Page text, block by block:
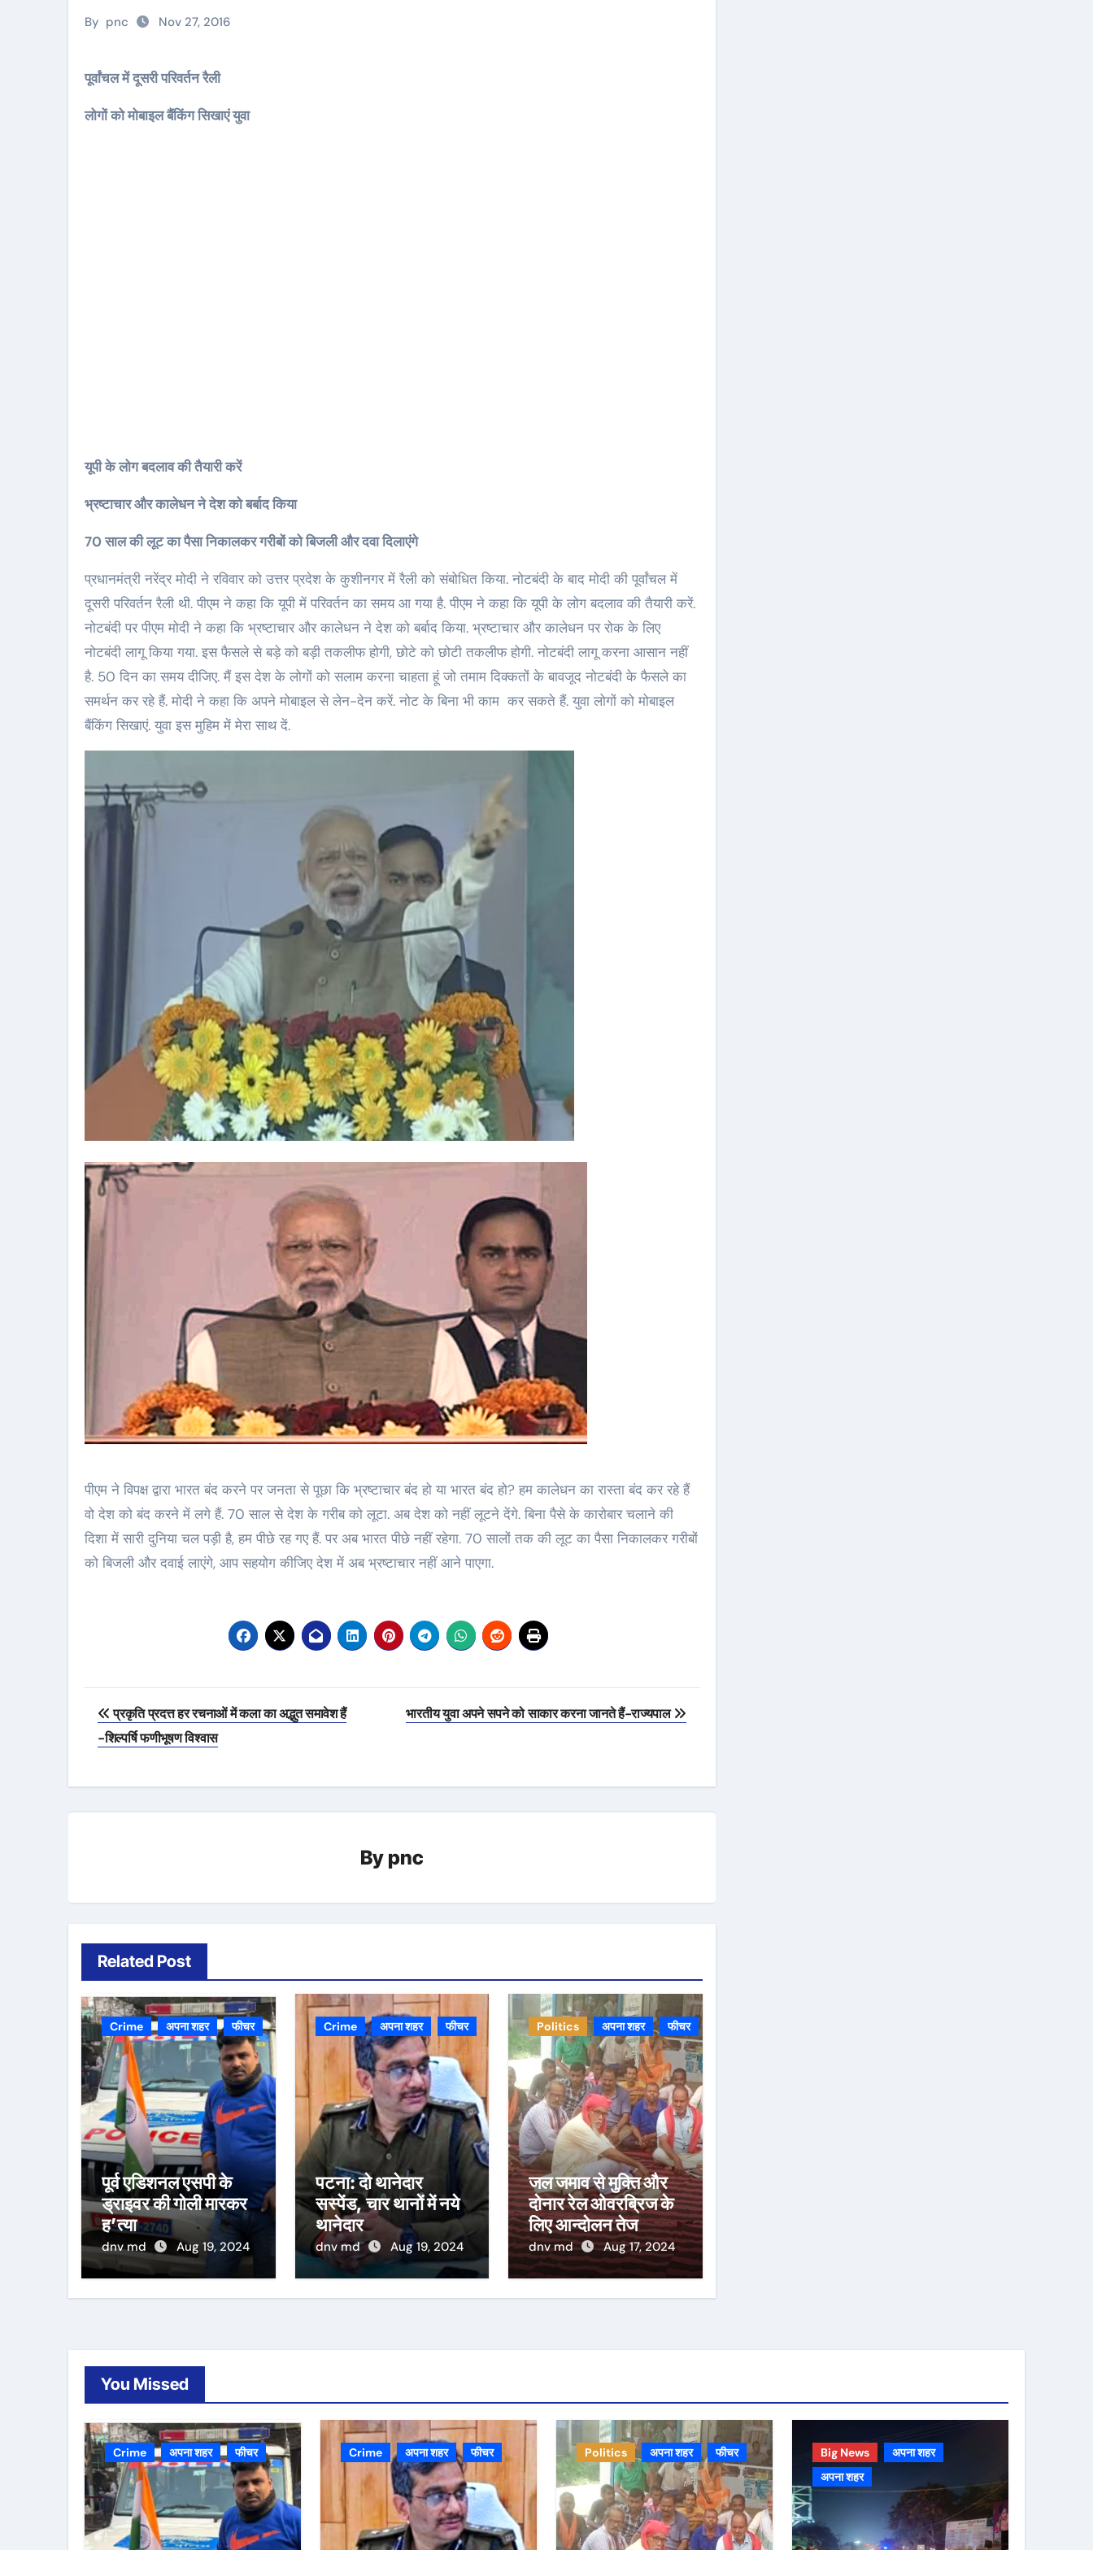
By pnc Nov 27, 2016
पूर्वांचल में दूसरी परिवर्तन रैली
लोगों को मोबाइल बैंकिंग सिखाएं युवा
यूपी के लोग बदलाव की तैयारी करें
भ्रष्टाचार और कालेधन ने देश को बर्बाद किया
70 साल की लूट का पैसा निकालकर गरीबों को बिजली और दवा दिलाएंगे
प्रधानमंत्री नरेंद्र मोदी ने रविवार को उत्तर प्रदेश के कुशीनगर में रैली को संबोधित किया. नोटबंदी के बाद मोदी की पूर्वांचल में
दूसरी परिवर्तन रैली थी. पीएम ने कहा कि यूपी में परिवर्तन का समय आ गया है. पीएम ने कहा कि यूपी के लोग बदलाव की तैयारी करें.
नोटबंदी पर पीएम मोदी ने कहा कि भ्रष्टाचार और कालेधन ने देश को बर्बाद किया. भ्रष्टाचार और कालेधन पर रोक के लिए
नोटबंदी लागू किया गया. इस फैसले से बड़े को बड़ी तकलीफ होगी, छोटे को छोटी तकलीफ होगी. नोटबंदी लागू करना आसान नहीं
है. 50 दिन का समय दीजिए. मैं इस देश के लोगों को सलाम करना चाहता हूं जो तमाम दिक्कतों के बावजूद नोटबंदी के फैसले का
समर्थन कर रहे हैं. मोदी ने कहा कि अपने मोबाइल से लेन-देन करें. नोट के बिना भी काम कर सकते हैं. युवा लोगों को मोबाइल
बैंकिंग सिखाएं. युवा इस मुहिम में मेरा साथ दें.
पीएम ने विपक्ष द्वारा भारत बंद करने पर जनता से पूछा कि भ्रष्टाचार बंद हो या भारत बंद हो? हम कालेधन का रास्ता बंद कर रहे हैं
वो देश को बंद करने में लगे हैं. 70 साल से देश के गरीब को लूटा. अब देश को नहीं लूटने देंगे. बिना पैसे के कारोबार चलाने की
दिशा में सारी दुनिया चल पड़ी है, हम पीछे रह गए हैं. पर अब भारत पीछे नहीं रहेगा. 70 सालों तक की लूट का पैसा निकालकर गरीबों
को बिजली और दवाई लाएंगे, आप सहयोग कीजिए देश में अब भ्रष्टाचार नहीं आने पाएगा.
Post
navigation
प्रकृति प्रदत्त हर रचनाओं में कला का अद्भुत समावेश हैं
-शिल्पर्षि फणीभूषण विश्वास
भारतीय युवा अपने सपने को साकार करना जानते हैं-राज्यपाल
By pnc
Related Post
Crime अपना शहर फीचर
पूर्व एडिशनल एसपी के
ड्राइवर की गोली मारकर
ह’त्या
dnv md Aug 19, 2024
Crime अपना शहर फीचर
पटना: दो थानेदार
सस्पेंड, चार थानों में नये
थानेदार
dnv md Aug 19, 2024
Politics अपना शहर फीचर
जल जमाव से मुक्ति और
दोनार रेल ओवरब्रिज के
लिए आन्दोलन तेज
dnv md Aug 17, 2024
You Missed
Crime अपना शहर फीचर Crime अपना शहर फीचर Politics अपना शहर फीचर Big News
अपना शहर
अपना शहर